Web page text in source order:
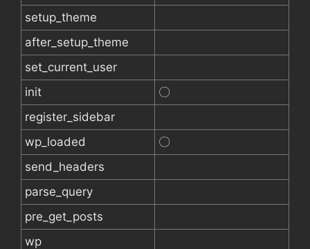
setup_theme
after_setup_theme
set_current_user
init
〇
register_sidebar
wp_loaded
〇
send_headers
parse_query
pre_get_posts
wp